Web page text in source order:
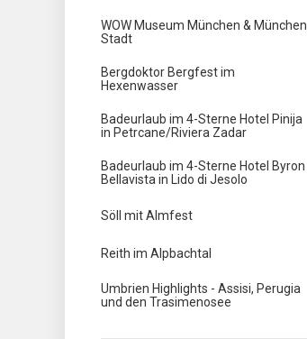
WOW Museum München & München
Stadt
Bergdoktor Bergfest im
Hexenwasser
Badeurlaub im 4-Sterne Hotel Pinija
in Petrcane/Riviera Zadar
Badeurlaub im 4-Sterne Hotel Byron
Bellavista in Lido di Jesolo
Söll mit Almfest
Reith im Alpbachtal
Umbrien Highlights - Assisi, Perugia
und den Trasimenosee